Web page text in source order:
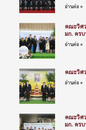
อ่านต่อ »
คณะวิศ
มก. คร
อ่านต่อ »
คณะวิศ
อ่านต่อ »
คณะวิศ
มก. คร